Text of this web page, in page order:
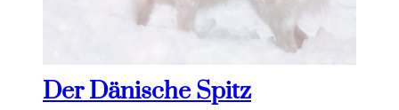
Der Dänische Spitz